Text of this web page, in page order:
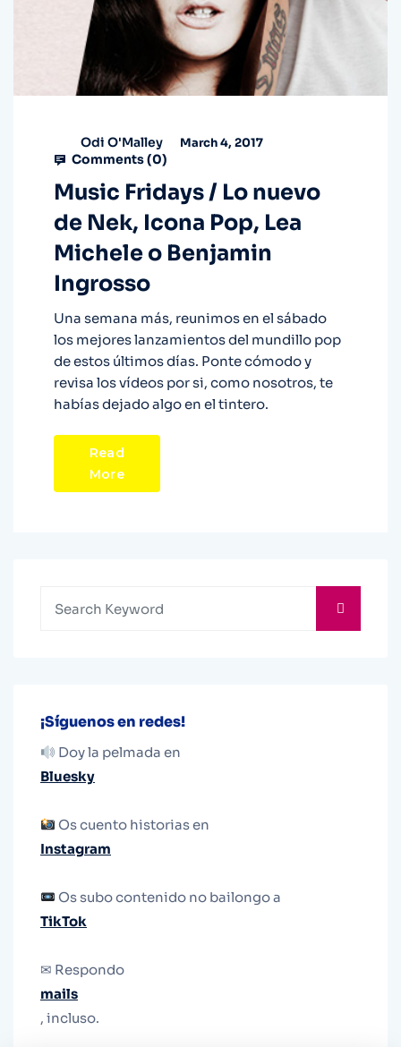
Odi O'Malley March 4, 2017
Comments (0)
Music Fridays / Lo nuevo
de Nek, Icona Pop, Lea
Michele o Benjamin
Ingrosso
Una semana más, reunimos en el sábado
los mejores lanzamientos del mundillo pop
de estos últimos días. Ponte cómodo y
revisa los vídeos por si, como nosotros, te
habías dejado algo en el tintero.
Read
More
¡Síguenos en redes!
Doy la pelmada en
Bluesky
Os cuento historias en
Instagram
Os subo contenido no bailongo a
TikTok
✉ Respondo
mails
, incluso.